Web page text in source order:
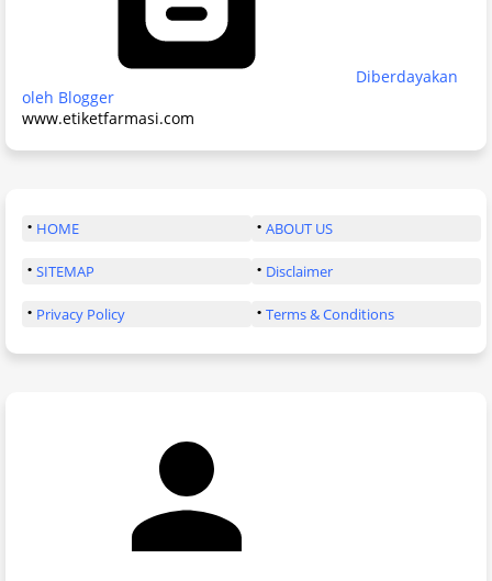
Diberdayakan
oleh Blogger
www.etiketfarmasi.com
HOME ABOUT US
SITEMAP Disclaimer
Privacy Policy Terms & Conditions